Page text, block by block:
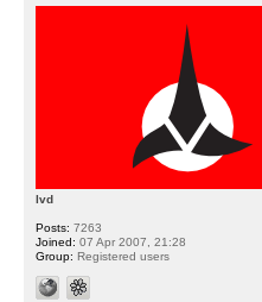
lvd
Posts: 7263
Joined: 07 Apr 2007, 21:28
Group: Registered users